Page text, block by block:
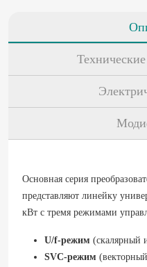
Основная серия
представляют линейку
кВт с тремя режимами
U/f-режим (скалярный
SVC-режим